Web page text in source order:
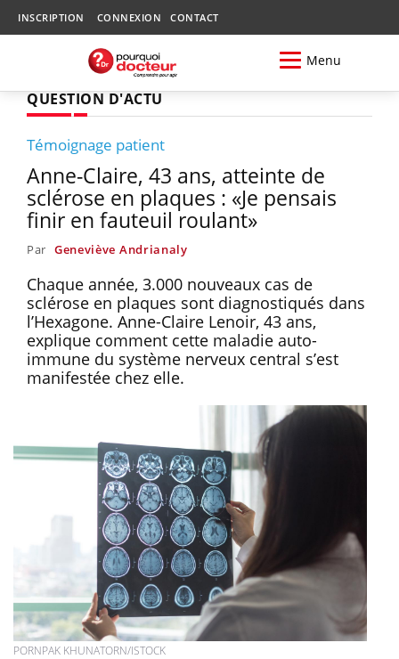
INSCRIPTION CONNEXION CONTACT
Menu
QUESTION D'ACTU
Témoignage patient
Anne-Claire, 43 ans, atteinte de
sclérose en plaques : «Je pensais
finir en fauteuil roulant»
Par Geneviève Andrianaly
Chaque année, 3.000 nouveaux cas de
sclérose en plaques sont diagnostiqués dans
l’Hexagone. Anne-Claire Lenoir, 43 ans,
explique comment cette maladie auto-
immune du système nerveux central s’est
manifestée chez elle.
PORNPAK KHUNATORN/ISTOCK